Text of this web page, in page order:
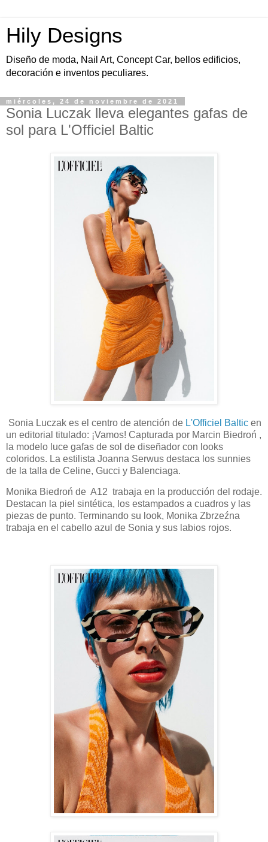
Hily Designs
Diseño de moda, Nail Art, Concept Car, bellos edificios,
decoración e inventos peculiares.
miércoles, 24 de noviembre de 2021
Sonia Luczak lleva elegantes gafas de
sol para L'Officiel Baltic
Sonia Luczak es el centro de atención de L'Officiel Baltic en
un editorial titulado: ¡Vamos! Capturada por Marcin Biedroń ,
la modelo luce gafas de sol de diseñador con looks
coloridos. La estilista Joanna Serwus destaca los sunnies
de la talla de Celine, Gucci y Balenciaga.
Monika Biedroń de A12 trabaja en la producción del rodaje.
Destacan la piel sintética, los estampados a cuadros y las
piezas de punto. Terminando su look, Monika Zbrzeźna
trabaja en el cabello azul de Sonia y sus labios rojos.